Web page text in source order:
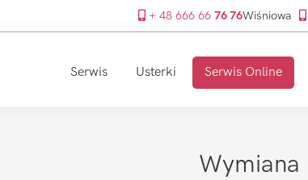
+ 48 666 66 76 76Wiśniowa
Serwis Usterki Serwis Online
Wymiana